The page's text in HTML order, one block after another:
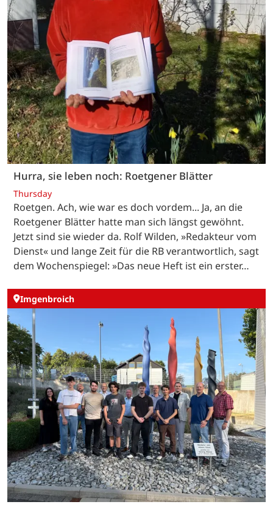
Hurra, sie leben noch: Roetgener Blätter
Thursday
Roetgen. Ach, wie war es doch vordem... Ja, an die
Roetgener Blätter hatte man sich längst gewöhnt.
Jetzt sind sie wieder da. Rolf Wilden, »Redakteur vom
Dienst« und lange Zeit für die RB verantwortlich, sagt
dem Wochenspiegel: »Das neue Heft ist ein erster…
Imgenbroich